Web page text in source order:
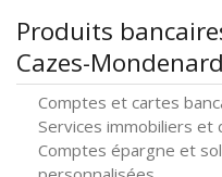
Produits
Cazes-Mondenard
Comptes et cartes
Services immobiliers et
Comptes épargne et